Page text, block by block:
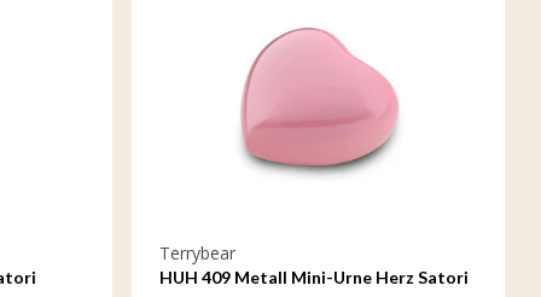
Terrybear
HUH 409 Metall Mini-Urne Herz Satori